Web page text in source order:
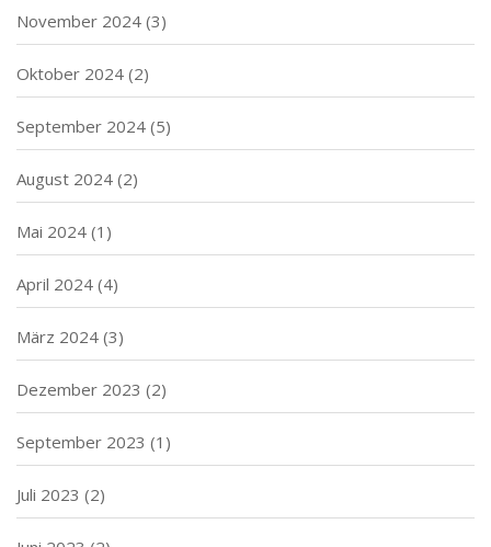
November 2024 (3)
Oktober 2024 (2)
September 2024 (5)
August 2024 (2)
Mai 2024 (1)
April 2024 (4)
März 2024 (3)
Dezember 2023 (2)
September 2023 (1)
Juli 2023 (2)